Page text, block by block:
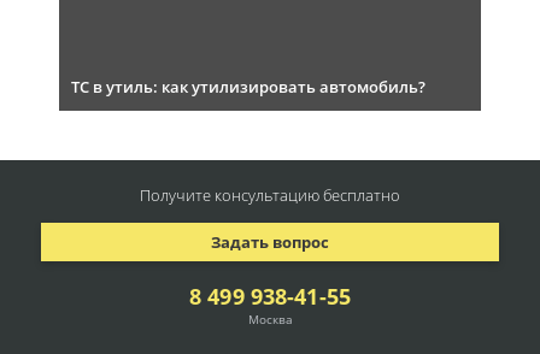
ТС в утиль: как утилизировать автомобиль?
8 499 938-41-55
Москва
Задать вопрос
Получите консультациюбесплатно